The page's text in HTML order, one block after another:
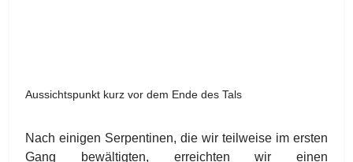
Aussichtspunkt kurz vor dem Ende des Tals
Nach einigen Serpentinen, die wir teilweise im ersten
Gang bewältigten, erreichten wir einen